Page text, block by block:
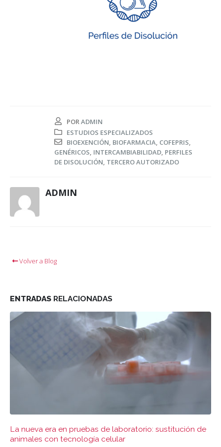
PORADMIN
ESTUDIOS ESPECIALIZADOS
BIOEXENCIÓN, BIOFARMACIA, COFEPRIS,
GENÉRICOS, INTERCAMBIABILIDAD, PERFILES
DE DISOLUCIÓN, TERCERO AUTORIZADO
ADMIN
Volver a Blog
ENTRADAS RELACIONADAS
La nueva era en pruebas de laboratorio: sustitución de
animales con tecnología celular